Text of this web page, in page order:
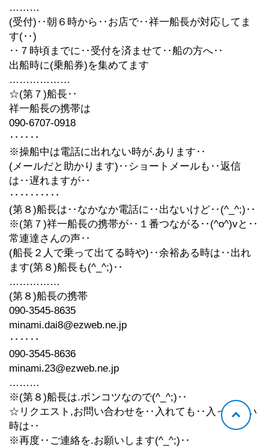
………
(受付)‥朝６時から‥お店で‥祥一船長が対応してま
す(‥)
‥７時頃までに‥受付を済ませて‥船の方へ‥
出船時に(乗船券)を集めてます
………………
☆(第７)船長‥
祥一船長の携帯は
090-6707-0918
‥‥‥
※操船中は電話に出れない時が.あります‥
(メールだと助かります)‥ショートメールも‥返信
は‥遅れますが‥
‥‥‥‥‥
(第８)船長は‥なかなか電話に‥出ないけど‥(^_^;)‥
※(第７)祥一船長の携帯が‥１番つながる‥(^o^)vと‥
常連達さんの声‥
(船長２人で乗って出てる時や)‥余裕ある時は‥出れ
ます(第８)船長も(^_^;)‥
……………
(第８)船長の携帯
090-3545-8635
minami.dai8@ezweb.ne.jp
‥‥‥
090-3545-8636
minami.23@ezweb.ne.jp
………
※(第８)船長は.ポンコツなので(^_^;)‥
☆リクエスト,お問い合わせを‥入れても‥入ってない
時は‥
※再度‥ご連絡を.お願いします(^_^;)‥